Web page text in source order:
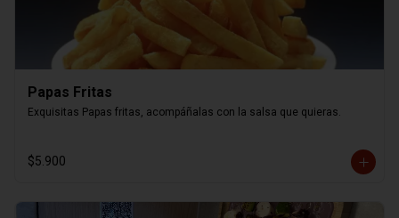
Papas Fritas
Exquisitas Papas fritas, acompáñalas con la salsa que quieras.
$5.900